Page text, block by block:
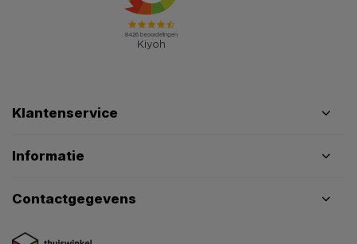
Klantenservice
Informatie
Contactgegevens